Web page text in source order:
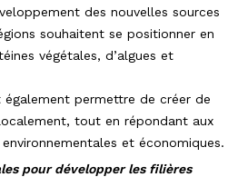
des nouvelles sources
souhaitent se positionner en
végétales, d’algues et
permettre de créer de
tout en répondant aux
et économiques.
pour développer les filières